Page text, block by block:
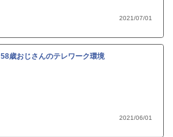
2021/07/01
58歳おじさんのテレワーク環境
2021/06/01